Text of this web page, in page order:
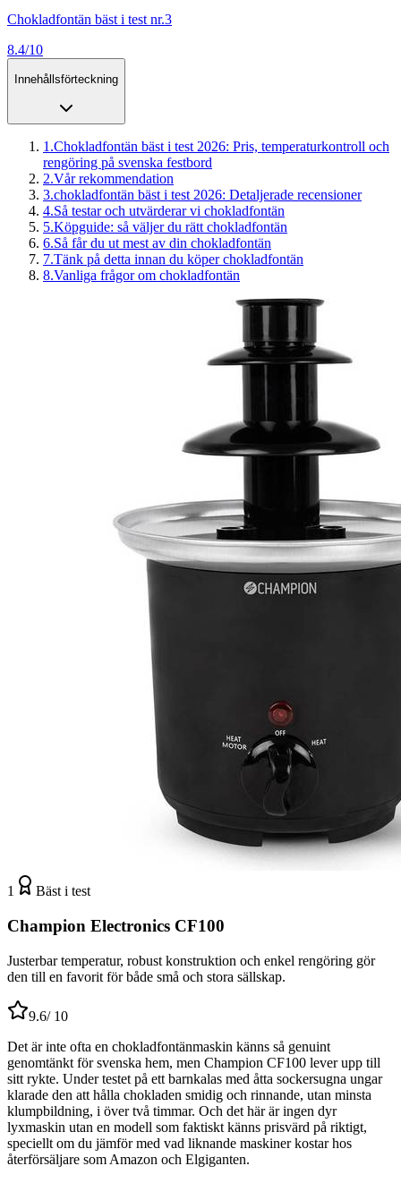
Chokladfontän bäst i test nr.3
8.4/10
Innehållsförteckning
1 .Chokladfontän bäst i test 2026: Pris, temperaturkontroll och
rengöring på svenska festbord
2.Vår rekommendation
3.chokladfontän bäst i test 2026: Detaljerade recensioner
4.Så testar och utvärderar vi chokladfontän
5.Köpguide: så väljer du rätt chokladfontän
6.Så får du ut mest av din chokladfontän
7.Tänk på detta innan du köper chokladfontän
8.Vanliga frågor om chokladfontän
1 Bäst i test
Champion Electronics CF100
Justerbar temperatur, robust konstruktion och enkel rengöring gör
den till en favorit för både små och stora sällskap.
9.6/ 10
Det är inte ofta en chokladfontänmaskin känns så genuint
genomtänkt för svenska hem, men Champion CF100 lever upp till
sitt rykte. Under testet på ett barnkalas med åtta sockersugna ungar
klarade den att hålla chokladen smidig och rinnande, utan minsta
klumpbildning, i över två timmar. Och det här är ingen dyr
lyxmaskin utan en modell som faktiskt känns prisvärd på riktigt,
speciellt om du jämför med vad liknande maskiner kostar hos
återförsäljare som Amazon och Elgiganten.